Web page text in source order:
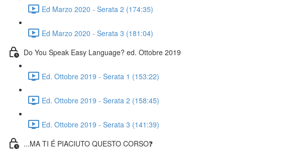
Ed Marzo 2020 - Serata 2 (174:35)
Ed Marzo 2020 - Serata 3 (181:04)
Do You Speak Easy Language? ed. Ottobre 2019
Ed. Ottobre 2019 - Serata 1 (153:22)
Ed. Ottobre 2019 - Serata 2 (158:45)
Ed. Ottobre 2019 - Serata 3 (141:39)
...MA TI É PIACIUTO QUESTO CORSO❓